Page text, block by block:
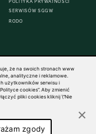
POLITYKA PRYWATNOŚCI
SERWISÓW SGGW
RODO
że na swoich stronach www
analityczne i reklamowe.
użytkowników serwisu i
cookies”. Aby zmienić
pliki cookies kliknij \"Nie
zgody